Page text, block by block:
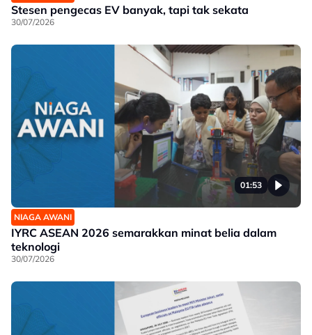
Stesen pengecas EV banyak, tapi tak sekata
30/07/2026
01:53
NIAGA AWANI
IYRC ASEAN 2026 semarakkan minat belia dalam
teknologi
30/07/2026